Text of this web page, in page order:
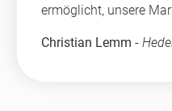
ermöglicht, unsere
Christian Lemm -